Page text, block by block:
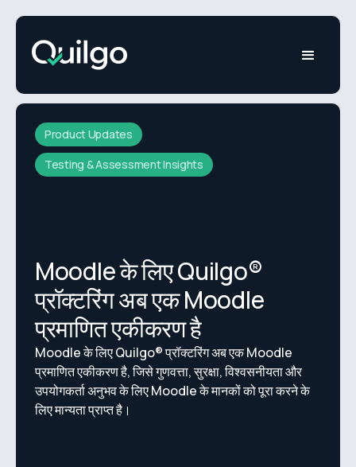
Product Updates
Testing & Assessment Insights
Moodle के लिए Quilgo®
प्रॉक्टरिंग अब एक Moodle
प्रमाणित एकीकरण है
Moodle के लिए Quilgo® प्रॉक्टरिंग अब एक Moodle
प्रमाणित एकीकरण है, जिसे गुणवत्ता, सुरक्षा, विश्वसनीयता और
उपयोगकर्ता अनुभव के लिए Moodle के मानकों को पूरा करने के
लिए मान्यता प्राप्त है।